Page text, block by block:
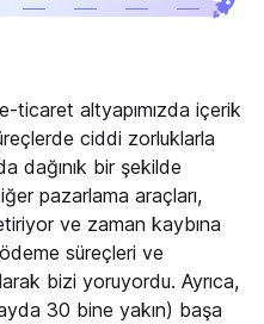
ticaret altyapımızda içerik
ciddi zorluklarla
dağınık bir şekilde
pazarlama araçları,
ve zaman kaybına
süreçleri ve
bizi yoruyordu. Ayrıca,
30 bine yakın) başa